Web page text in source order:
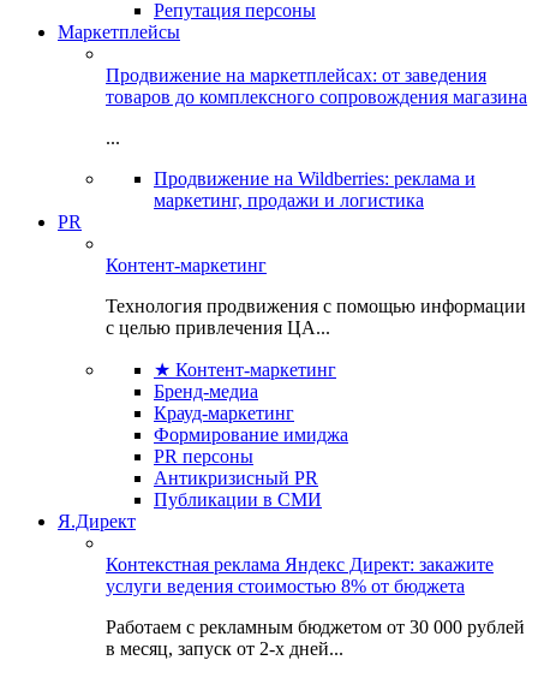
Репутация персоны
Маркетплейсы
Продвижение на маркетплейсах: от заведения
товаров до комплексного сопровождения магазина
...
Продвижение на Wildberries: реклама и
маркетинг, продажи и логистика
PR
Контент-маркетинг
Технология продвижения с помощью информации
с целью привлечения ЦА...
★ Контент-маркетинг
Бренд-медиа
Крауд-маркетинг
Формирование имиджа
PR персоны
Антикризисный PR
Публикации в СМИ
Я.Директ
Контекстная реклама Яндекс Директ: закажите
услуги ведения стоимостью 8% от бюджета
Работаем с рекламным бюджетом от 30 000 рублей
в месяц, запуск от 2-х дней...